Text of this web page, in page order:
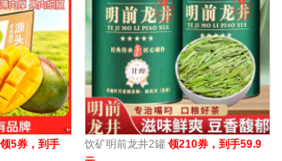
领5券，到手
饮矿明前龙井2罐 领210券，到手59.9